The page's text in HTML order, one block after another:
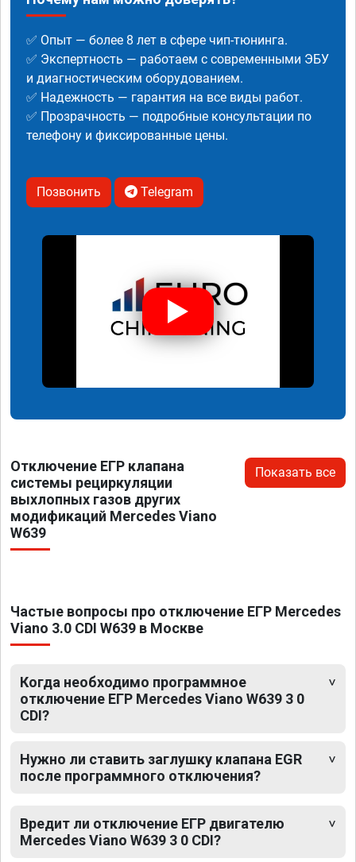
✅ Опыт — более 8 лет в сфере чип-тюнинга.
✅ Экспертность — работаем с современными ЭБУ
и диагностическим оборудованием.
✅ Надежность — гарантия на все виды работ.
✅ Прозрачность — подробные консультации по
телефону и фиксированные цены.
Позвонить Telegram
Отключение ЕГР клапана
системы рециркуляции
выхлопных газов других
модификаций Mercedes Viano
W639
Показать все
Частые вопросы про отключение ЕГР Mercedes
Viano 3.0 CDI W639 в Москве
Когда необходимо программное
отключение ЕГР Mercedes Viano W639 3 0
CDI?
Нужно ли ставить заглушку клапана EGR
после программного отключения?
Вредит ли отключение ЕГР двигателю
Mercedes Viano W639 3 0 CDI?